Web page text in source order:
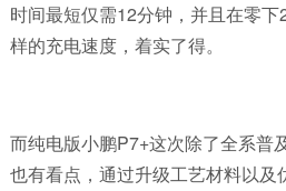
时间最短仅需12分钟，并且在零下
样的充电速度，着实了得。
而纯电版小鹏P7+这次除了全系普
也有看点，通过升级工艺材料以及